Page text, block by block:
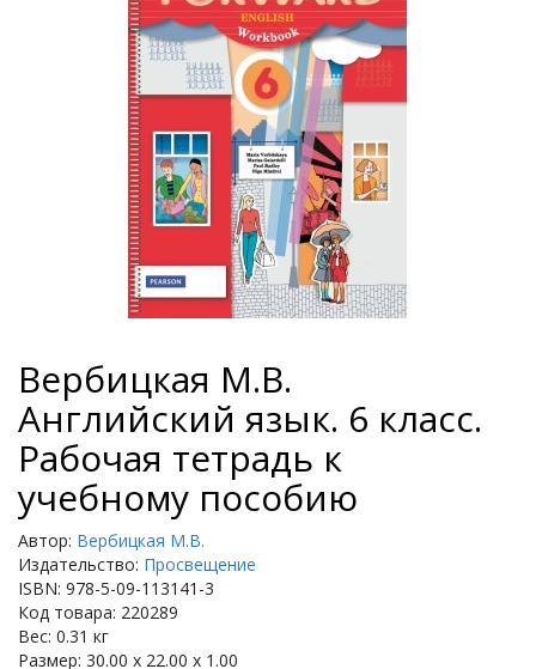
Вербицкая М.В.
Английский язык. 6 класс.
Рабочая тетрадь к
учебному пособию
Автор: Вербицкая М.В.
Издательство: Просвещение
ISBN: 978-5-09-113141-3
Код товара: 220289
Вес: 0.31 кг
Размер: 30.00 x 22.00 x 1.00